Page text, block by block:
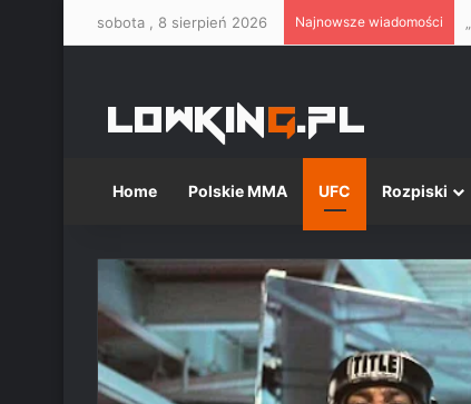
sobota , 8 sierpień 2026 Najnowsze wiadomości
Home Polskie MMA UFC Rozpiski